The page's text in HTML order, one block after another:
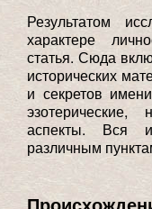
Результатом
характере
статья. Сюда
исторических
и секретов
эзотерические,
аспекты. Вся
различным